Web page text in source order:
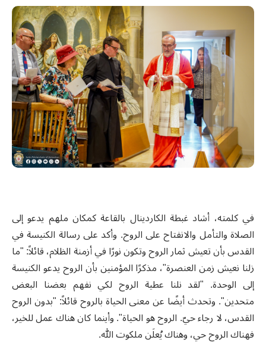
في كلمته، أشاد غبطة الكاردينال بالقاعة كمكان ملهم يدعو إلى
الصلاة والتأمل والانفتاح على الروح. وأكد على رسالة الكنيسة في
القدس بأن تعيش ثمار الروح وتكون نورًا في أزمنة الظلام،قائلاً: "ما
زلنا نعيش زمن العنصرة"، مذكرًا المؤمنين بأن الروح يدعو الكنيسة
إلى الوحدة. "لقد نلنا عطية الروح لكي نفهم بعضنا البعض
متحدين". وتحدث أيضًا عن معنى الحياة بالروح قائلاً: "بدون الروح
القدس، لا رجاء حيّ. الروح هو الحياة". وأينما كان هناك عمل للخير،
فهناك الروح حي، وهناك يُعلَن ملكوت الله.